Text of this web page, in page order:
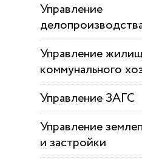
Управление
Управление
коммунального
Управление ЗАГС
Управление
и застройки